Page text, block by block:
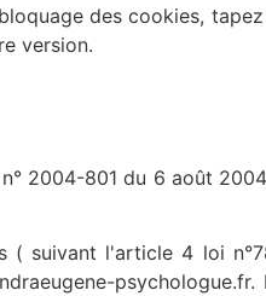
des cookies,
version.
2004-801 du 6 août
( suivant l'article 4 loi
psychologue.fr.